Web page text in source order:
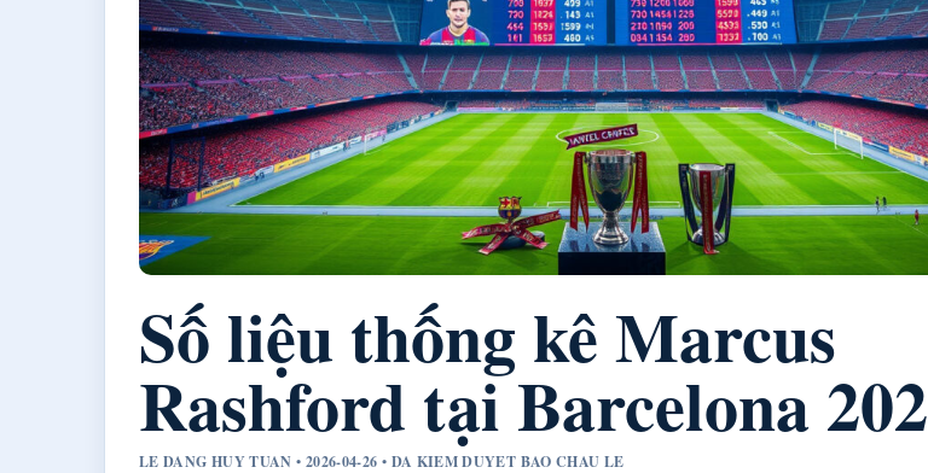
Số liệu thống kê Marcus
Rashford tại Barcelona
LE DANG HUY TUAN • 2026-04-26 • DA KIEM DUYET BAO CHAU LE